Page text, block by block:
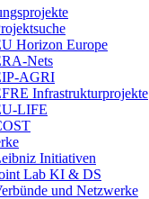
Horizon Europe
Nets
AGRI
Infrastrukturprojekte
LIFE
Initiativen
Lab KI & DS
und Netzwerke